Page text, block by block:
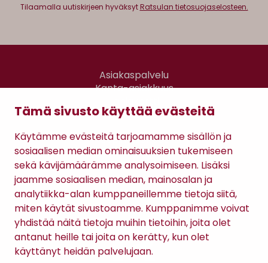
Tämä sivusto käyttää evästeitä
Käytämme evästeitä tarjoamamme sisällön ja
sosiaalisen median ominaisuuksien tukemiseen
sekä kävijämäärämme analysoimiseen. Lisäksi
jaamme sosiaalisen median, mainosalan ja
analytiikka-alan kumppaneillemme tietoja siitä,
miten käytät sivustoamme. Kumppanimme voivat
yhdistää näitä tietoja muihin tietoihin, joita olet
antanut heille tai joita on kerätty, kun olet
käyttänyt heidän palvelujaan.
Tilaamalla uutiskirjeen hyväksytRatsulan tietosuojaselosteen.
Asiakaspalvelu
Kanta-asiakkuus
Gomee Ratsula Café
Sopimusehdot
Tietosuojaseloste
Maksutavat